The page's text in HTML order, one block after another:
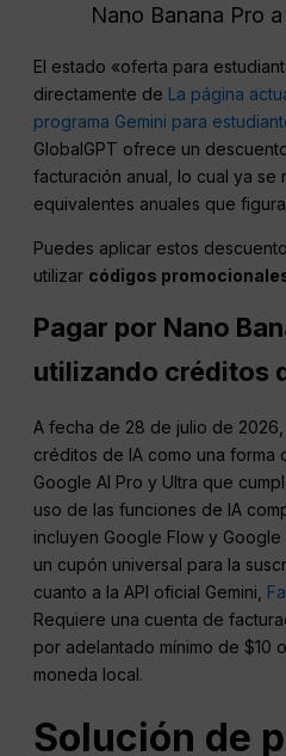
Nano Banana Pro
El estado «oferta para
directamente de La página
programa Gemini para
GlobalGPT ofrece un
facturación anual, lo cual ya se
equivalentes anuales que
Puedes aplicar estos
utilizar códigos
Pagar por Nano
utilizando créditos
A fecha de 28 de julio de
créditos de IA como una forma
Google AI Pro y Ultra que
uso de las funciones de IA
incluyen Google Flow y
un cupón universal para la
cuanto a la API oficial Gemini,
Requiere una cuenta de
por adelantado mínimo de $10
moneda local.
Solución de